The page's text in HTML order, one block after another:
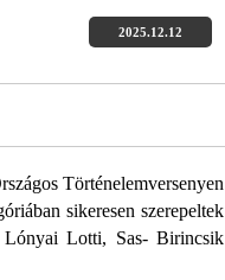
2025.12.12
Történelemversenyen
sikeresen szerepeltek
Lotti, Sas- Birincsik